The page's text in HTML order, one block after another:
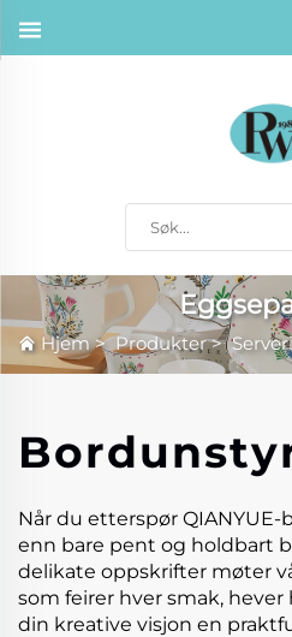
Hjem>Produkter>
Når du etterspør
enn bare pent og holdbart
delikate oppskrifter møter
som feirer hver smak,
din kreative visjon en